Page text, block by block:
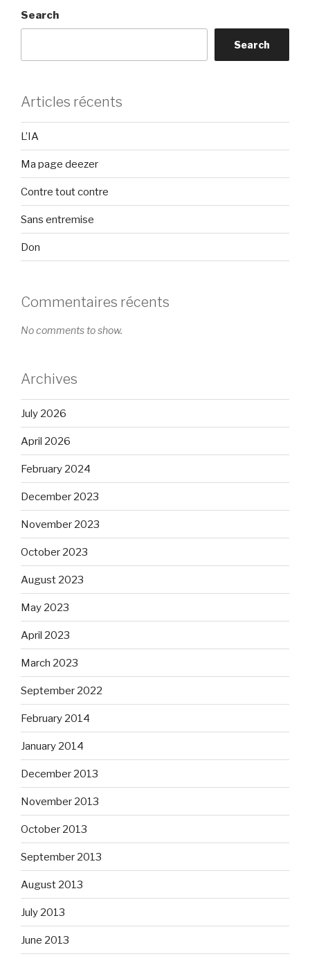
Search
Search
Articles récents
L’IA
Ma page deezer
Contre tout contre
Sans entremise
Don
Commentaires récents
No comments to show.
Archives
July 2026
April 2026
February 2024
December 2023
November 2023
October 2023
August 2023
May 2023
April 2023
March 2023
September 2022
February 2014
January 2014
December 2013
November 2013
October 2013
September 2013
August 2013
July 2013
June 2013